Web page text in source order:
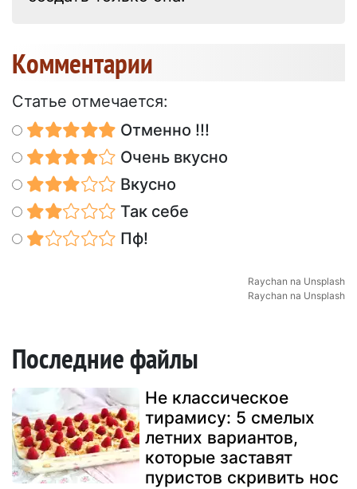
Kомментарии
Статье отмечается:
Отменно !!!
Очень вкусно
Вкусно
Так себе
Пф!
Raychan na Unsplash
Raychan na Unsplash
Последние файлы
Не классическое
тирамису: 5 смелых
летних вариантов,
которые заставят
пуристов скривить нос